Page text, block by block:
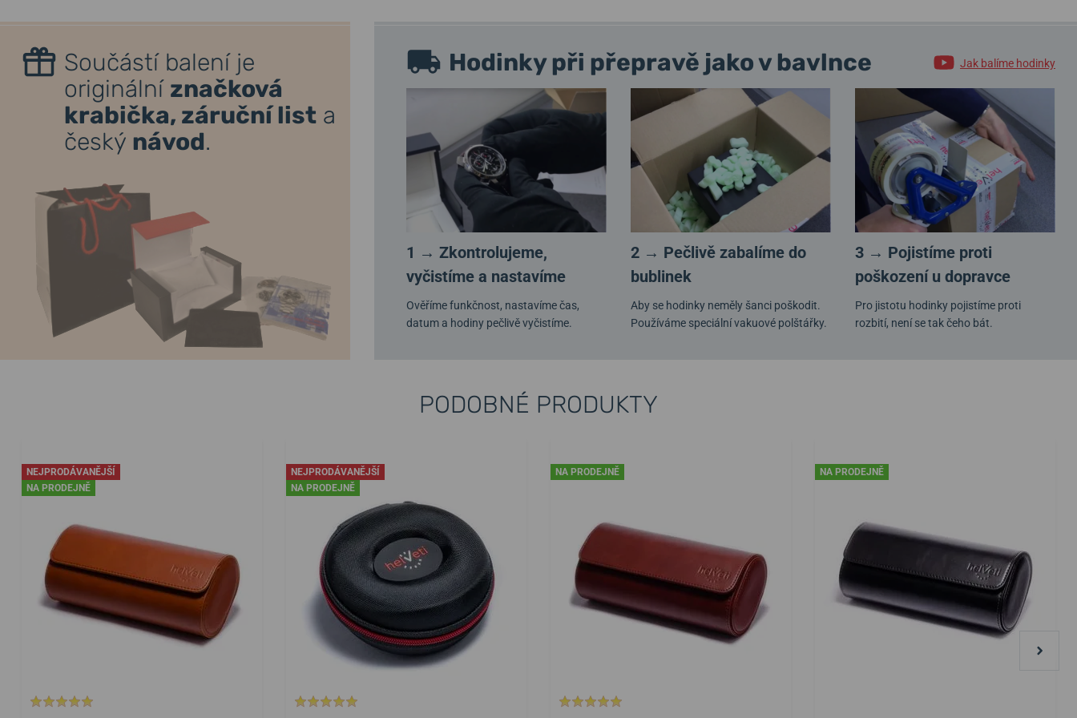
Součástí balení je
originální značková
krabička, záruční list a
český návod.
Jak balíme hodinky
Hodinky při přepravě jako v bavlnce
1 → Zkontrolujeme,
vyčistíme a nastavíme
Ověříme funkčnost, nastavíme čas,
datum a hodiny pečlivě vyčistíme.
2 → Pečlivě zabalíme do
bublinek
Aby se hodinky neměly šanci poškodit.
Používáme speciální vakuové polštářky.
3 → Pojistíme proti
poškození u dopravce
Pro jistotu hodinky pojistíme proti
rozbití, není se tak čeho bát.
PODOBNÉ PRODUKTY
NEJPRODÁVANĚJŠÍ
NA PRODEJNĚ
NEJPRODÁVANĚJŠÍ
NA PRODEJNĚ
NA PRODEJNĚ NA PRODEJNĚ